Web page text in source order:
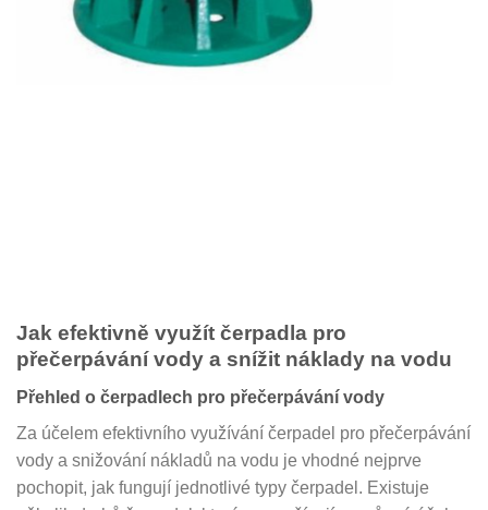
Jak efektivně využít čerpadla pro
přečerpávání vody a snížit náklady na vodu
Přehled o čerpadlech pro přečerpávání vody
Za účelem efektivního využívání čerpadel pro přečerpávání
vody a snižování nákladů na vodu je vhodné nejprve
pochopit, jak fungují jednotlivé typy čerpadel. Existuje